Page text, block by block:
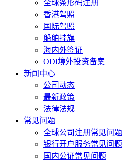
全球条形码注册
香港驾照
国际驾照
船舶挂旗
海内外签证
ODI境外投资备案
新闻中心
公司动态
最新政策
法律法规
常见问题
全球公司注册常见问题
银行开户服务常见问题
国内公证常见问题